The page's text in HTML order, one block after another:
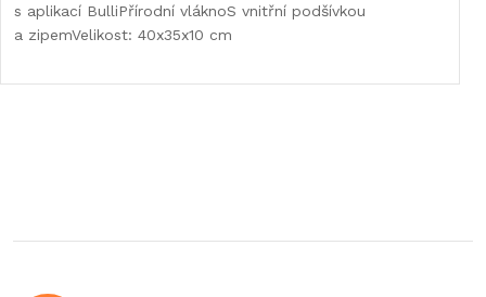
s aplikací BulliPřírodní vláknoS vnitřní podšívkou
a zipemVelikost: 40x35x10 cm